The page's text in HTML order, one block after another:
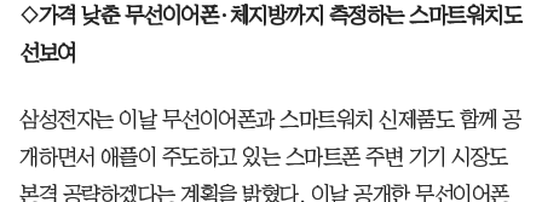
◇가격 낮춘 무선이어폰·체지방까지 측정하는 스마트워치도
선보여
삼성전자는 이날 무선이어폰과 스마트워치 신제품도 함께 공
개하면서 애플이 주도하고 있는 스마트폰 주변 기기 시장도
본격 공략하겠다는 계획을 밝혔다. 이날 공개한 무선이어폰